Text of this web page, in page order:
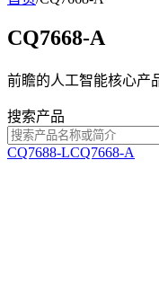
CQ7668-A
前瞻的人工智能核心产
搜索产品
CQ7688-LCQ7668-A